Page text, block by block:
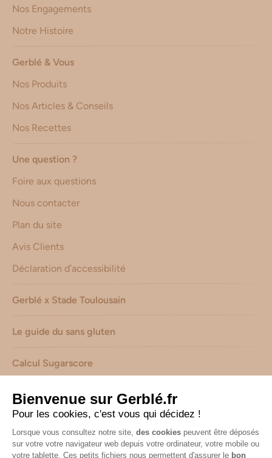
Nos Engagements
Notre Histoire
Gerblé & Vous
Nos Produits
Nos Articles & Conseils
Nos Recettes
Une question ?
Foire aux questions
Nous contacter
Plan du site
Avis Clients
Déclaration d’accessibilité
Gerblé x Stade Toulousain
Le guide du sans gluten
Calcul Sugarscore
Suivez-nous sur les réseaux !